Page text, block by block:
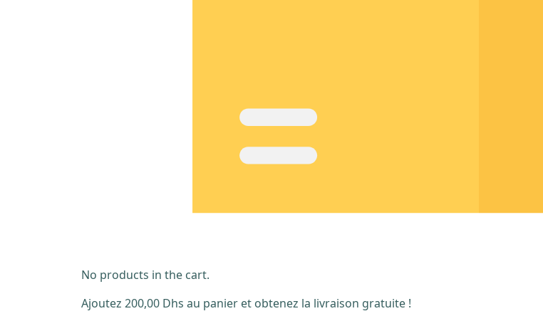
No products in the cart.
Ajoutez 200,00 Dhs au panier et obtenez la livraison gratuite !